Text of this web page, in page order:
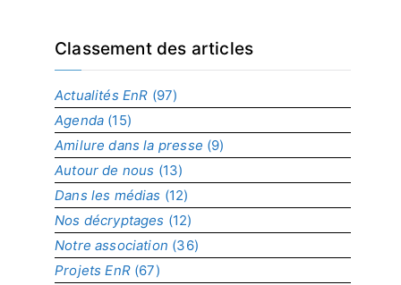
x
r
p
r
o
j
e
t
Classement des articles
Actualités EnR (97)
Agenda (15)
Amilure dans la presse (9)
Autour de nous (13)
Dans les médias (12)
Nos décryptages (12)
Notre association (36)
Projets EnR(67)